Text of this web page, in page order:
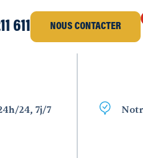
611 NOUS CONTACTER
24, 7j/7